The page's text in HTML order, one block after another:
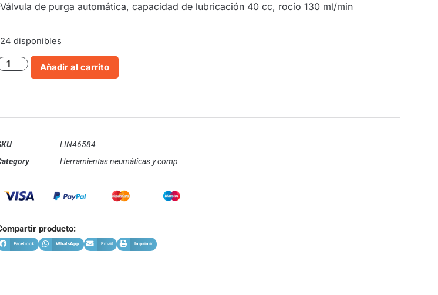
de purga automática, capacidad de lubricación 40 cc, rocío 130 ml/min
disponibles
Añadir al carrito
LIN46584
Herramientas neumáticas y comp
producto:
Facebook WhatsApp Email Imprimir